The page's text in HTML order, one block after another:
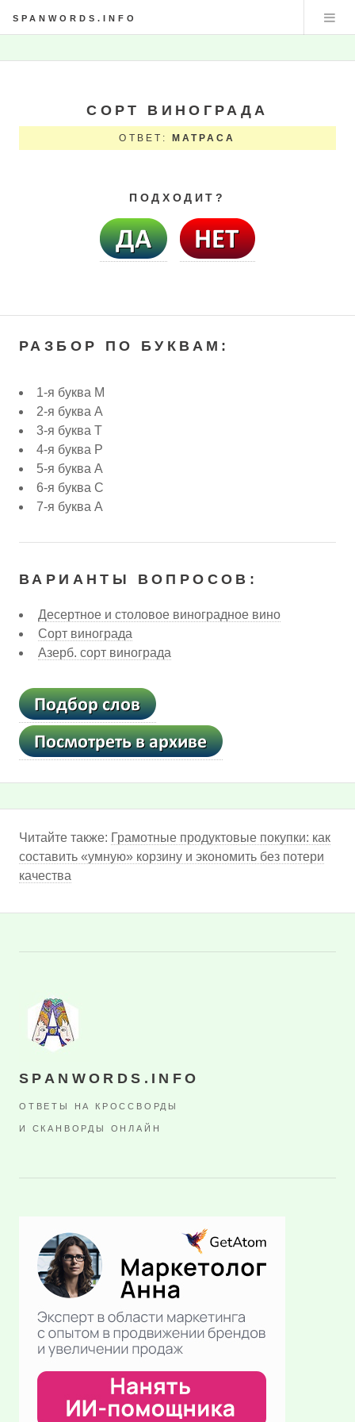
SPANWORDS.INFO
СОРТ ВИНОГРАДА
ОТВЕТ: МАТРАСА
ПОДХОДИТ?
РАЗБОР ПО БУКВАМ:
1-я буква М
2-я буква А
3-я буква Т
4-я буква Р
5-я буква А
6-я буква С
7-я буква А
ВАРИАНТЫ ВОПРОСОВ:
Десертное и столовое виноградное вино
Сорт винограда
Азерб. сорт винограда
Читайте также: Грамотные продуктовые покупки: как
составить «умную» корзину и экономить без потери
качества
SPANWORDS.INFO
ОТВЕТЫ НА КРОССВОРДЫ
И СКАНВОРДЫ ОНЛАЙН